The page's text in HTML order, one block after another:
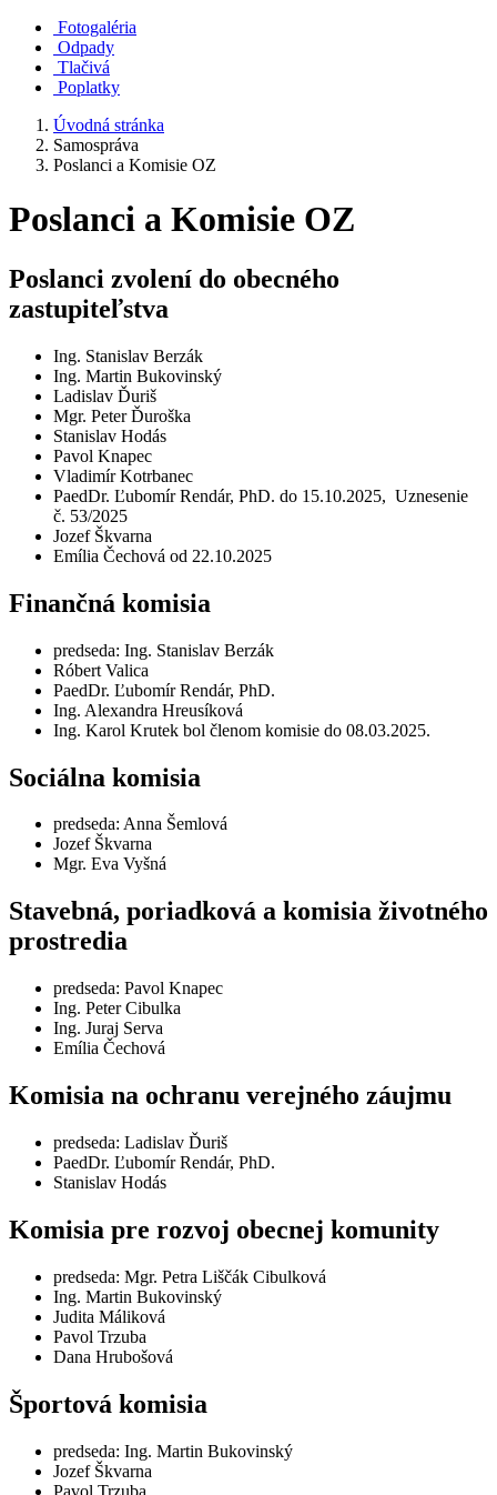
Fotogaléria
Odpady
Tlačivá
Poplatky
Úvodná stránka
Samospráva
Poslanci a Komisie OZ
Poslanci a Komisie OZ
Poslanci zvolení do obecného
zastupiteľstva
Ing. Stanislav Berzák
Ing. Martin Bukovinský
Ladislav Ďuriš
Mgr. Peter Ďuroška
Stanislav Hodás
Pavol Knapec
Vladimír Kotrbanec
PaedDr. Ľubomír Rendár, PhD. do 15.10.2025, Uznesenie
č. 53/2025
Jozef Škvarna
Emília Čechová od 22.10.2025
Finančná komisia
predseda: Ing. Stanislav Berzák
Róbert Valica
PaedDr. Ľubomír Rendár, PhD.
Ing. Alexandra Hreusíková
Ing. Karol Krutek bol členom komisie do 08.03.2025.
Sociálna komisia
predseda: Anna Šemlová
Jozef Škvarna
Mgr. Eva Vyšná
Stavebná, poriadková a komisia životného
prostredia
predseda: Pavol Knapec
Ing. Peter Cibulka
Ing. Juraj Serva
Emília Čechová
Komisia na ochranu verejného záujmu
predseda: Ladislav Ďuriš
PaedDr. Ľubomír Rendár, PhD.
Stanislav Hodás
Komisia pre rozvoj obecnej komunity
predseda: Mgr. Petra Liščák Cibulková
Ing. Martin Bukovinský
Judita Máliková
Pavol Trzuba
Dana Hrubošová
Športová komisia
predseda: Ing. Martin Bukovinský
Jozef Škvarna
Pavol Trzuba